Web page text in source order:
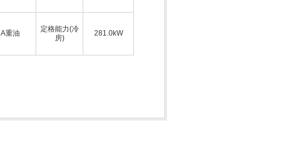
A重油
定格能力(冷
房)
281.0kW